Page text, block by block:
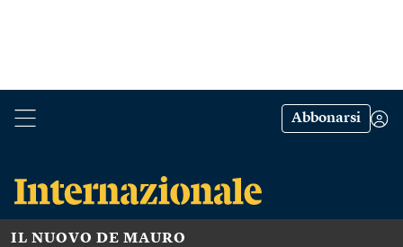
Abbonarsi
IL NUOVO DE MAURO